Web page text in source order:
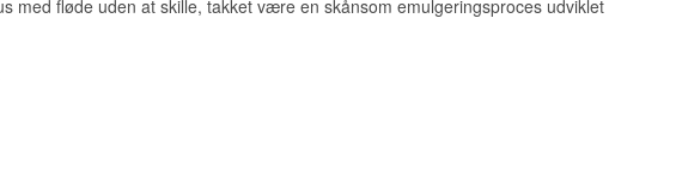
med fløde uden at skille, takket være en skånsom emulgeringsproces udviklet